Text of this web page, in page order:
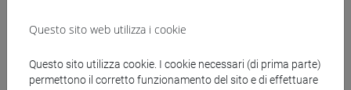
Questo sito web utilizza i cookie
Questo sito utilizza cookie. I cookie necessari (di prima parte)
permettono il corretto funzionamento del sito e di effettuare